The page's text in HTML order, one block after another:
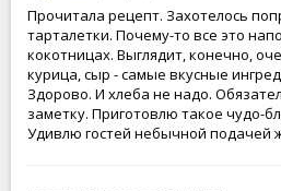
Прочитала рецепт. Захотелось
тарталетки. Почему-то все это
кокотницах. Выглядит, конечно,
курица, сыр - самые вкусные
Здорово. И хлеба не надо.
заметку. Приготовлю такое чудо-
Удивлю гостей небычной подачей